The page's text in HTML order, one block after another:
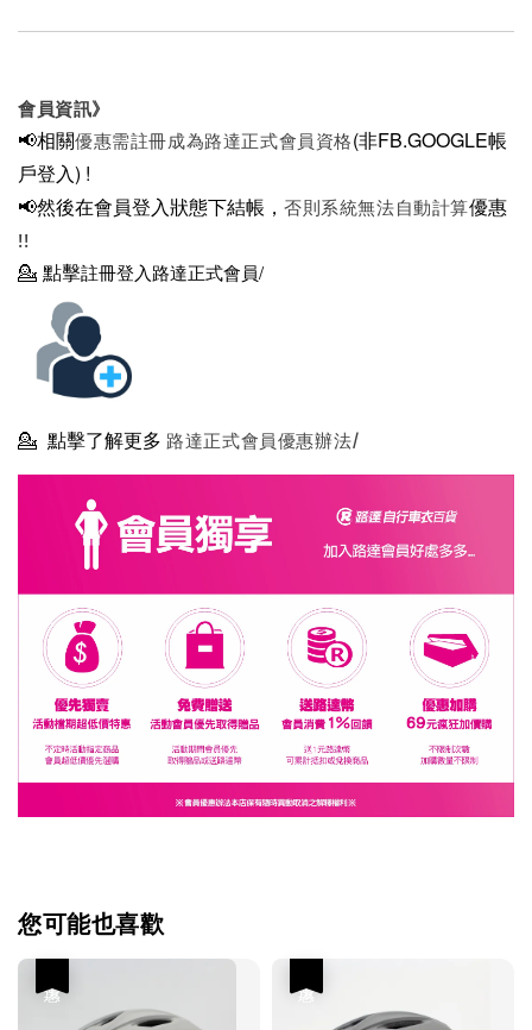
會員資訊》
📢相關優惠需註冊成為路達正式會員資格(非FB.GOOGLE帳
戶登入) !
📢然後在會員登入狀態下結帳， 否則系統無法自動計算優惠
!!
💁 點擊註冊登入路達正式會員/
💁 點擊了解更多 路達正式會員優惠辦法/
您可能也喜歡